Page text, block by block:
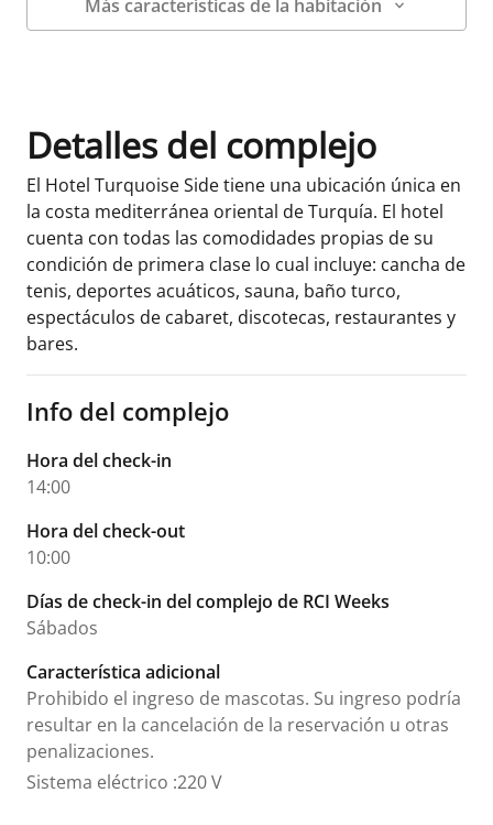
Más características de la habitación
Detalles del complejo
El Hotel Turquoise Side tiene una ubicación única en
la costa mediterránea oriental de Turquía. El hotel
cuenta con todas las comodidades propias de su
condición de primera clase lo cual incluye: cancha de
tenis, deportes acuáticos, sauna, baño turco,
espectáculos de cabaret, discotecas, restaurantes y
bares.
Info del complejo
Hora del check-in
14:00
Hora del check-out
10:00
Días de check-in del complejo de RCI Weeks
Sábados
Característica adicional
Prohibido el ingreso de mascotas. Su ingreso podría
resultar en la cancelación de la reservación u otras
penalizaciones.
Sistema eléctrico :220 V